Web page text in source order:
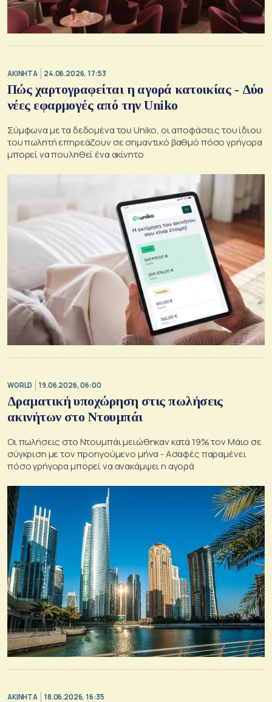
ΑΚΙΝΗΤΑ 24.06.2026, 17:53
Πώς χαρτογραφείται η αγορά κατοικίας - Δύο
νέες εφαρμογές από την Uniko
Σύμφωνα με τα δεδομένα του Uniko, οι αποφάσεις του ίδιου
του πωλητή επηρεάζουν σε σημαντικό βαθμό πόσο γρήγορα
μπορεί να πουληθεί ένα ακίνητο
WORLD 19.06.2026, 06:00
Δραματική υποχώρηση στις πωλήσεις
ακινήτων στο Ντουμπάι
Οι πωλήσεις στο Ντουμπάι μειώθηκαν κατά 19% τον Μάιο σε
σύγκριση με τον προηγούμενο μήνα - Ασαφές παραμένει
πόσο γρήγορα μπορεί να ανακάμψει η αγορά
ΑΚΙΝΗΤΑ 18.06.2026, 16:35